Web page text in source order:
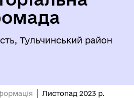
Тульчинський район
Листопад 2023 р.